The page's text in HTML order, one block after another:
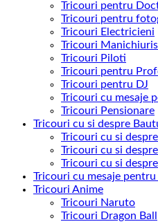
Tricouri pentru
Tricouri pentru
Tricouri Electricieni
Tricouri
Tricouri Piloti
Tricouri pentru
Tricouri pentru DJ
Tricouri cu mesaje
Tricouri Pensionare
Tricouri cu si despre
Tricouri cu si
Tricouri cu si
Tricouri cu si
Tricouri cu mesaje
Tricouri Anime
Tricouri Naruto
Tricouri Dragon Ball